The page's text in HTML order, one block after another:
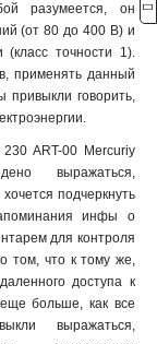
разумеется, он
(от 80 до 400 В) и
точности 1).
применять данный
привыкли говорить,
АRT-00 Mercuriy
выражаться,
подчеркнуть
инфы о
для контроля
том, что к тому же,
доступа к
больше, как все
выражаться,